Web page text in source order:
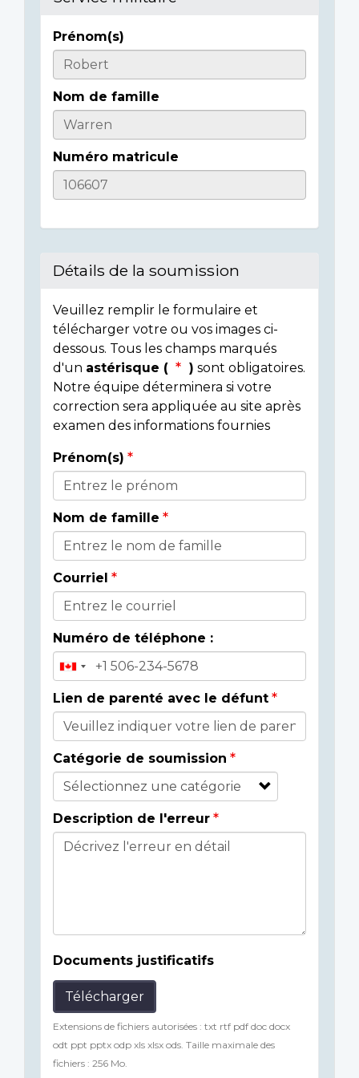
Casualty
Details
Prénom(s)
Nom de famille
Numéro matricule
Détails de la soumission
Veuillez remplir le formulaire et
télécharger votre ou vos images ci-
dessous. Tous les champs marqués
d'un astérisque ( ) sont obligatoires.
Notre équipe déterminera si votre
correction sera appliquée au site après
examen des informations fournies
Donor
Details
Prénom(s)
Nom de famille
Courriel
Numéro de téléphone :
Lien de parenté avec le défunt
Catégorie de soumission
Description de l'erreur
Documents justificatifs
Télécharger
Extensions de fichiers autorisées : txt rtf pdf doc docx
odt ppt pptx odp xls xlsx ods. Taille maximale des
fichiers : 256 Mo.